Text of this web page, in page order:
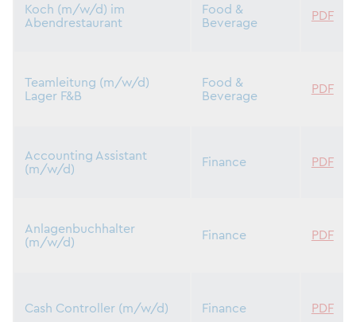
Koch (m/w/d) im
Abendrestaurant
Food &
Beverage
PDF
Teamleitung (m/w/d)
Lager F&B
Food &
Beverage
PDF
Accounting Assistant
(m/w/d)
Finance PDF
Anlagenbuchhalter
(m/w/d)
Finance PDF
Cash Controller (m/w/d) Finance PDF